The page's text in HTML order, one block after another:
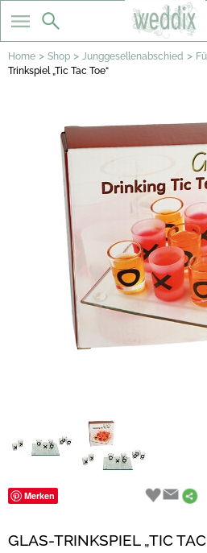
Home > Shop > Junggesellenabschied >
Trinkspiel „Tic Tac Toe“
Merken
GLAS-TRINKSPIEL „TIC